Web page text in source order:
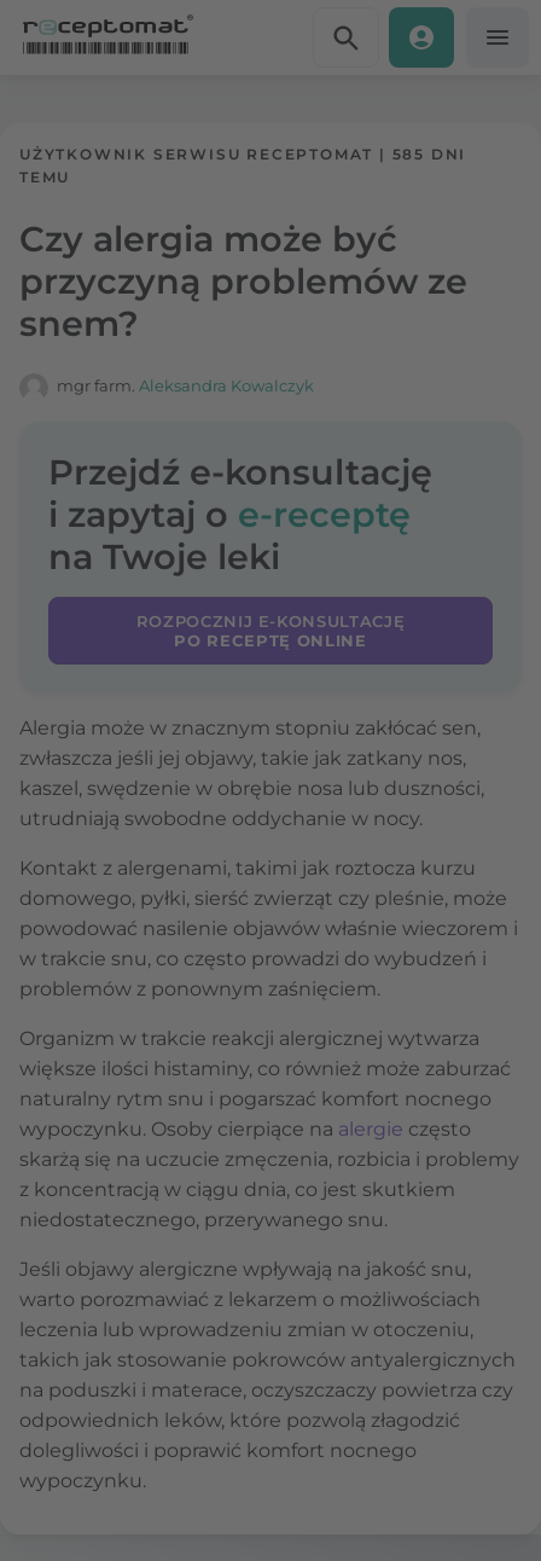
UŻYTKOWNIK SERWISU RECEPTOMAT | 585 DNI
TEMU
Czy alergia może być
przyczyną problemów ze
snem?
mgr farm. Aleksandra Kowalczyk
Przejdź e-konsultację
i zapytaj o e-receptę
na Twoje leki
ROZPOCZNIJ E-KONSULTACJĘ
PO RECEPTĘ ONLINE
Alergia może w znacznym stopniu zakłócać sen,
zwłaszcza jeśli jej objawy, takie jak zatkany nos,
kaszel, swędzenie w obrębie nosa lub duszności,
utrudniają swobodne oddychanie w nocy.
Kontakt z alergenami, takimi jak roztocza kurzu
domowego, pyłki, sierść zwierząt czy pleśnie, może
powodować nasilenie objawów właśnie wieczorem i
w trakcie snu, co często prowadzi do wybudzeń i
problemów z ponownym zaśnięciem.
Organizm w trakcie reakcji alergicznej wytwarza
większe ilości histaminy, co również może zaburzać
naturalny rytm snu i pogarszać komfort nocnego
wypoczynku. Osoby cierpiące na alergie często
skarżą się na uczucie zmęczenia, rozbicia i problemy
z koncentracją w ciągu dnia, co jest skutkiem
niedostatecznego, przerywanego snu.
Jeśli objawy alergiczne wpływają na jakość snu,
warto porozmawiać z lekarzem o możliwościach
leczenia lub wprowadzeniu zmian w otoczeniu,
takich jak stosowanie pokrowców antyalergicznych
na poduszki i materace, oczyszczaczy powietrza czy
odpowiednich leków, które pozwolą złagodzić
dolegliwości i poprawić komfort nocnego
wypoczynku.